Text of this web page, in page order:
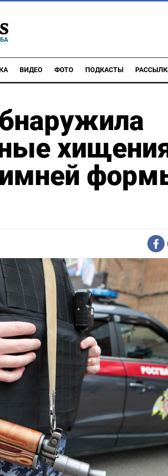
ВИДЕО ФОТО ПОДКАСТЫ